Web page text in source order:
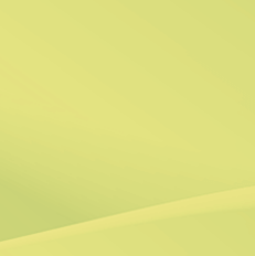
炸油變航油 日本加大
2026/06/09 14:57